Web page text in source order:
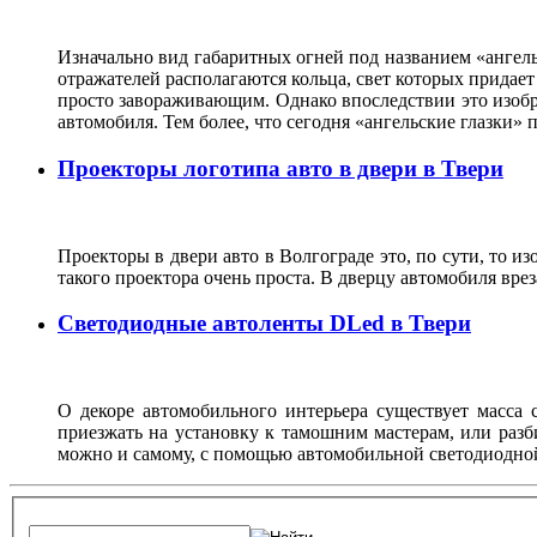
Изначально вид габаритных огней под названием
отражателей располагаются кольца, свет которых
просто завораживающим. Однако впоследствии это
автомобиля. Тем более, что сегодня «ангельские
Проекторы логотипа авто в двери в Твери
Проекторы в двери авто в Волгограде это, по сути, то
такого проектора очень проста. В дверцу автомобиля
Светодиодные автоленты DLed в Твери
О декоре автомобильного интерьера существует
приезжать на установку к тамошним мастерам, или
можно и самому, с помощью автомобильной